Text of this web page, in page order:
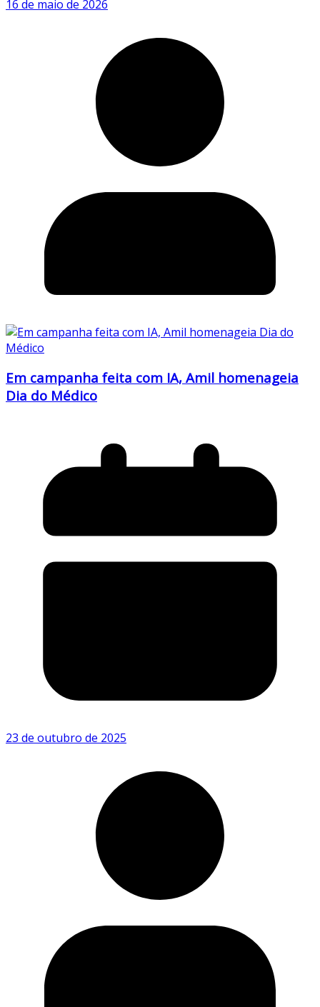
16 de maio de 2026
Em campanha feita com IA, Amil homenageia
Dia do Médico
23 de outubro de 2025